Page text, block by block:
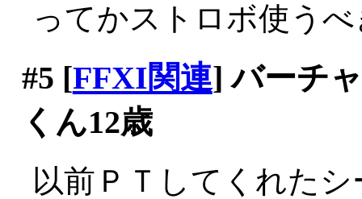
ってかストロボ使う
#5 [FFXI関連] バーチ
くん12歳
以前ＰＴしてくれた